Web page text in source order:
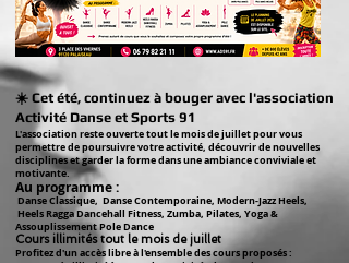
☀️ Cet été, continuez à bouger avec l'association
Activité Danse et Sports 91
L'association reste ouverte tout le mois de juillet pour vous
permettre de poursuivre votre activité, découvrir de nouvelles
disciplines et garder la forme dans une ambiance conviviale et
motivante.
Au programme :
Danse Classique, Danse Contemporaine, Modern-Jazz Heels,
Heels Ragga Dancehall Fitness, Zumba, Pilates, Yoga &
Assouplissement Pole Dance
Cours illimités tout le mois de juillet
Profitez d'un accès libre à l'ensemble des cours proposés :